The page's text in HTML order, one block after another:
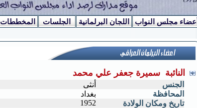
أعضاء مجلس النواب اللجان البرلمانية الجلسات المخططات
النائبة سميرة جعفر علي محمد
الجنس
أنثى
المحافظة
بغداد
تاريخ ومكان الولادة
1952